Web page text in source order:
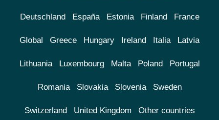
Deutschland España Estonia Finland France
Global Greece Hungary Ireland Italia Latvia
Lithuania Luxembourg Malta Poland Portugal
Romania Slovakia Slovenia Sweden
Switzerland United Kingdom Other countries